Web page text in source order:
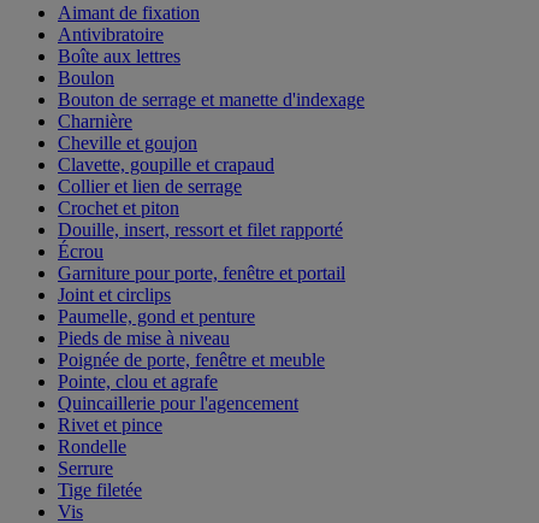
Aimant de fixation
Antivibratoire
Boîte aux lettres
Boulon
Bouton de serrage et manette d'indexage
Charnière
Cheville et goujon
Clavette, goupille et crapaud
Collier et lien de serrage
Crochet et piton
Douille, insert, ressort et filet rapporté
Écrou
Garniture pour porte, fenêtre et portail
Joint et circlips
Paumelle, gond et penture
Pieds de mise à niveau
Poignée de porte, fenêtre et meuble
Pointe, clou et agrafe
Quincaillerie pour l'agencement
Rivet et pince
Rondelle
Serrure
Tige filetée
Vis